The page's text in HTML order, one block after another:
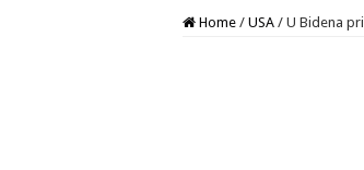
Home / USA / U Bidena